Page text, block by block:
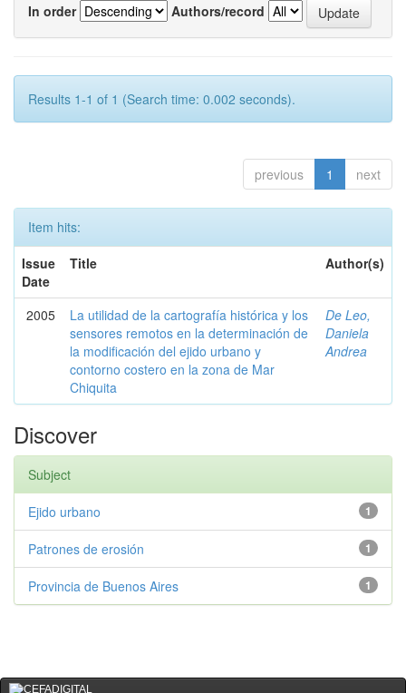
In order
Authors/record
Results 1-1 of 1 (Search time: 0.002 seconds).
previous 1 next
Item hits:
Issue
Date
Title Author(s)
2005
La utilidad de la cartografía histórica y los
sensores remotos en la determinación de
la modificación del ejido urbano y
contorno costero en la zona de Mar
Chiquita
De Leo,
Daniela
Andrea
Discover
Subject
1
Ejido urbano
1
Patrones de erosión
1
Provincia de Buenos Aires